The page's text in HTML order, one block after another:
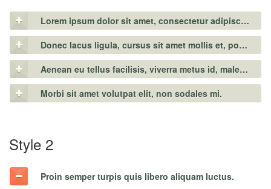
Lorem ipsum dolor sit amet, consectetur adipiscing elit.
Donec lacus ligula, cursus sit amet mollis et, porttitor a sapien.
Aenean eu tellus facilisis, viverra metus id, malesuada elit.
Morbi sit amet volutpat elit, non sodales mi.
Style 2
Proin semper turpis quis libero aliquam luctus.